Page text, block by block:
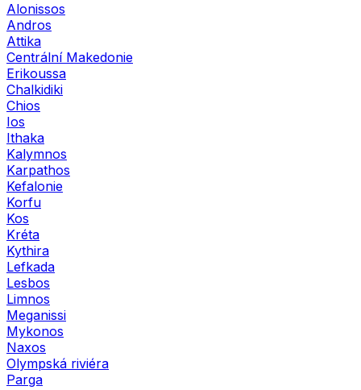
Alonissos
Andros
Attika
Centrální Makedonie
Erikoussa
Chalkidiki
Chios
Ios
Ithaka
Kalymnos
Karpathos
Kefalonie
Korfu
Kos
Kréta
Kythira
Lefkada
Lesbos
Limnos
Meganissi
Mykonos
Naxos
Olympská riviéra
Parga